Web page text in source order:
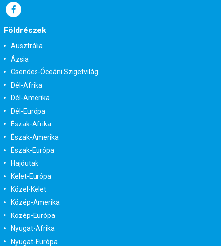
Földrészek
Ausztrália
Ázsia
Csendes-Óceáni Szigetvilág
Dél-Afrika
Dél-Amerika
Dél-Európa
Észak-Afrika
Észak-Amerika
Észak-Európa
Hajóutak
Kelet-Európa
Közel-Kelet
Közép-Amerika
Közép-Európa
Nyugat-Afrika
Nyugat-Európa